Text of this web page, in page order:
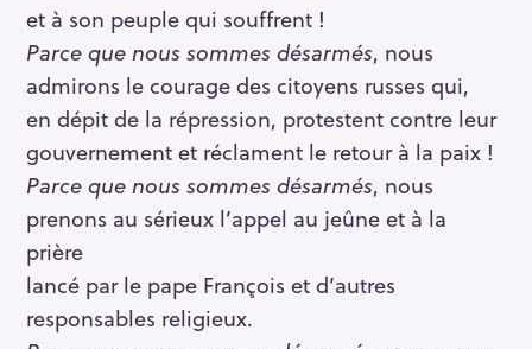
et à son peuple qui souffrent !
Parce que nous sommes désarmés, nous
admirons le courage des citoyens russes qui,
en dépit de la répression, protestent contre leur
gouvernement et réclament le retour à la paix !
Parce que nous sommes désarmés, nous
prenons au sérieux l’appel au jeûne et à la
prière
lancé par le pape François et d’autres
responsables religieux.